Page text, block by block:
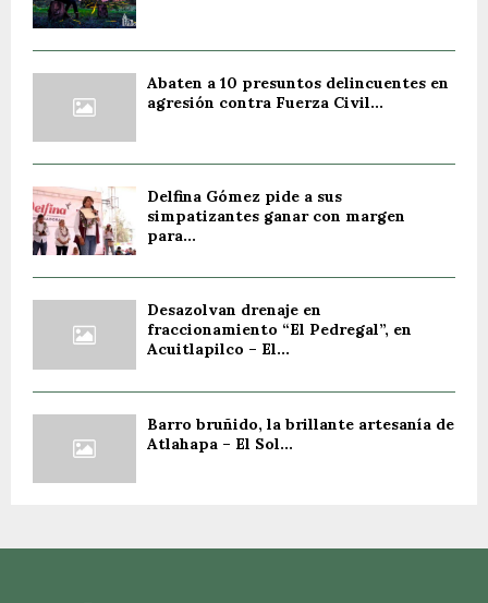
Abaten a 10 presuntos delincuentes en
agresión contra Fuerza Civil...
Delfina Gómez pide a sus
simpatizantes ganar con margen
para...
Desazolvan drenaje en
fraccionamiento “El Pedregal”, en
Acuitlapilco – El...
Barro bruñido, la brillante artesanía de
Atlahapa – El Sol...